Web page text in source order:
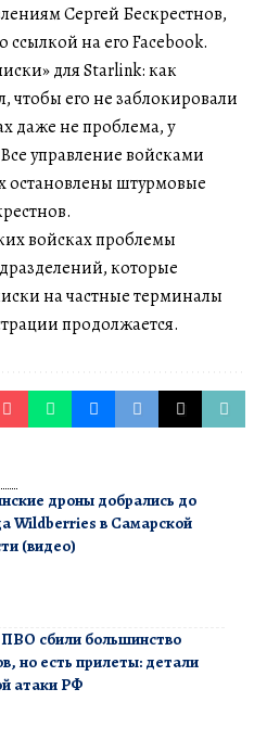
Сергей Бескрестнов,
на его Facebook.
для Starlink: как
чтобы его не заблокировали
даже не проблема, у
управление войсками
остановлены штурмовые
войсках проблемы
которые
на частные терминалы
продолжается.
дроны добрались до
Wildberries в Самарской
(видео)
сбили большинство
но есть прилеты: детали
атаки РФ